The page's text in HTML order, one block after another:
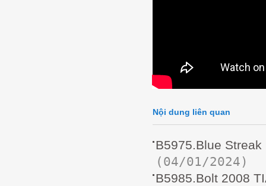
Nội dung liên quan
B5975.Blue
(04/01/2024)
B5985.Bolt 2008